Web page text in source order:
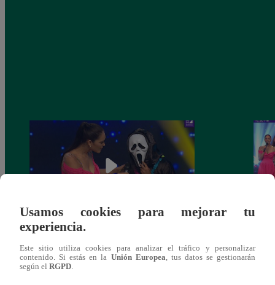
Yo Soy 30 de noviembre del 2018 –
Programa completo
gala
Usamos cookies para mejorar tu
experiencia.
Este sitio utiliza cookies para analizar el tráfico y personalizar
contenido. Si estás en la Unión Europea , tus datos se gestionarán
según el RGPD